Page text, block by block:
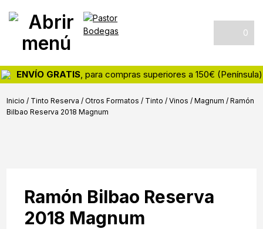
navigation
content
Pastor
Bodegas
Tienda
online
y
destilados
0
ENVÍO GRATIS, para compras superiores a 150€ (Península)
Inicio / Tinto Reserva /Otros Formatos / Tinto /Vinos /Magnum /Ramón
Bilbao Reserva 2018 Magnum
Ramón Bilbao Reserva
2018 Magnum